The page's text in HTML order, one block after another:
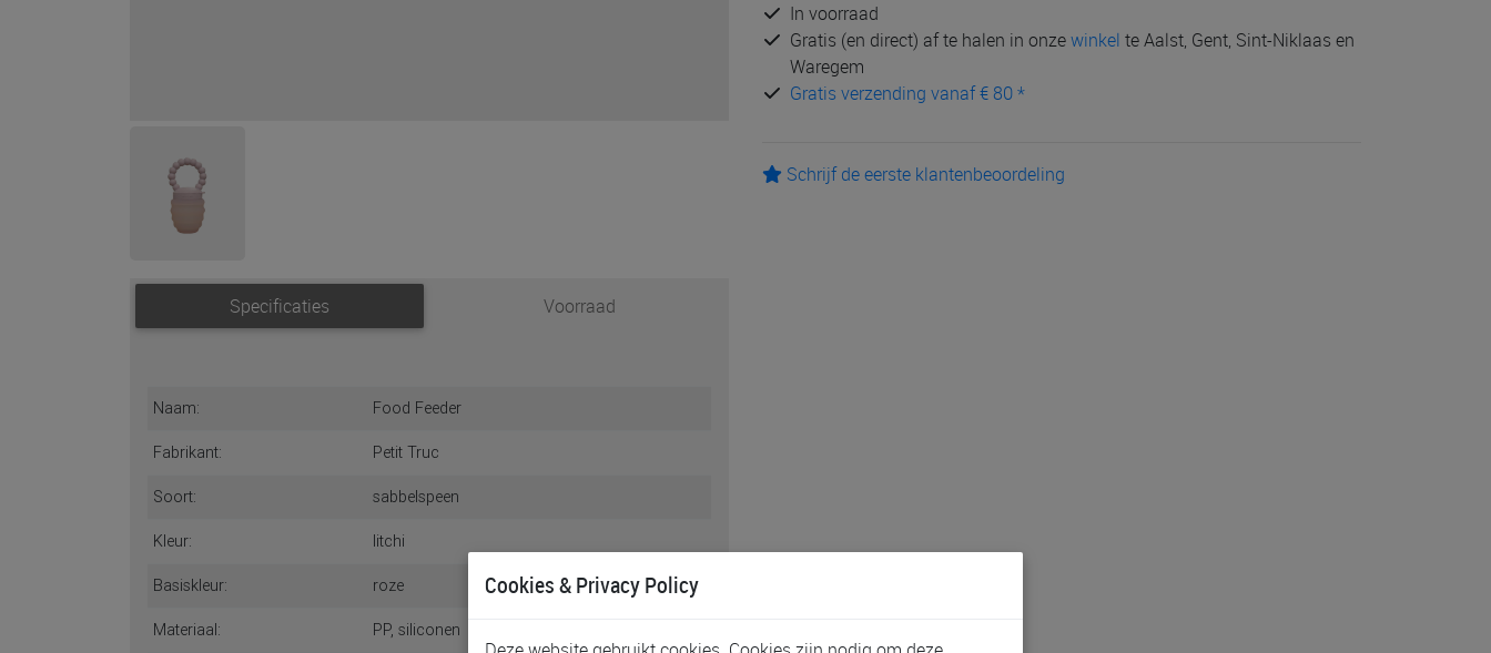
Specificaties Voorraad
Naam: Food Feeder
Fabrikant: Petit Truc
Soort: sabbelspeen
Kleur: litchi
Basiskleur: roze
Materiaal: PP, siliconen
In voorraad
Gratis (en direct) af te halen in onzewinkel te Aalst, Gent, Sint-Niklaas en
Waregem
Gratis verzending vanaf € 80 *
Schrijf de eerste klantenbeoordeling
Cookies & Privacy Policy